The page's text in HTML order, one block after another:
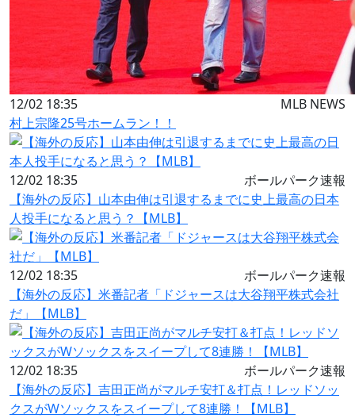
12/02 18:35
MLB NEWS
村上宗隆25号ホームラン！！
12/02 18:35
ボールパーク速報
【海外の反応】山本由伸は引退するまでに史上最高の日本
人投手になると思う？【MLB】
12/02 18:35
ボールパーク速報
【海外の反応】米番記者「ドジャースは大谷翔平株式会社
だ」【MLB】
12/02 18:35
ボールパーク速報
【海外の反応】吉田正尚がマルチ安打＆打点！レッドソッ
クスがWソックスをスイープして8連勝！【MLB】